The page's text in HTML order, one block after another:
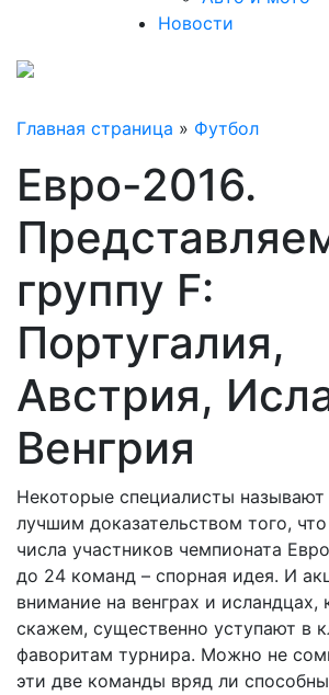
Новости
Главная страница » Футбол
Евро-2016.
группу F:
Португалия,
Австрия,
Венгрия
Некоторые специалисты называют
лучшим доказательством того,
числа участников чемпионата
до 24 команд – спорная идея. И
внимание на венграх и
скажем, существенно уступают в
фаворитам турнира. Можно не
эти две команды вряд ли